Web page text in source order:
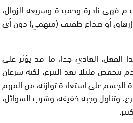
فهي نادرة وحميدة وسريعة الزوال،
أو صداع طفيف (مبهمي) دون أي
الفعل، العادي جدا، ما قد يؤثر على
ينخفض قليلا بعد التبرع، لكنه سرعان
الجسم على استعادة توازنه، من المهم
وتناول وجبة خفيفة، وشرب السوائل،